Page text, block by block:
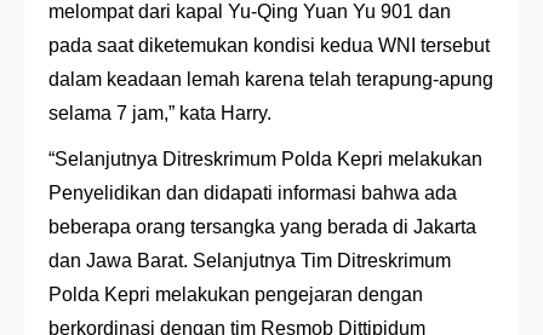
melompat dari kapal Yu-Qing Yuan Yu 901 dan
pada saat diketemukan kondisi kedua WNI tersebut
dalam keadaan lemah karena telah terapung-apung
selama 7 jam,” kata Harry.
“Selanjutnya Ditreskrimum Polda Kepri melakukan
Penyelidikan dan didapati informasi bahwa ada
beberapa orang tersangka yang berada di Jakarta
dan Jawa Barat. Selanjutnya Tim Ditreskrimum
Polda Kepri melakukan pengejaran dengan
berkordinasi dengan tim Resmob Dittipidum